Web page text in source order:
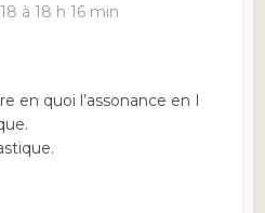
à 18 h 16 min
en quoi l’assonance en I